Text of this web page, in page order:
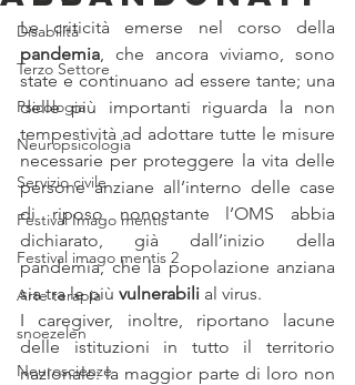
Disabilità
Terzo Settore
Psicologia
Neuropsicologia
Servizio civile
Festival Imago mentis
Festival imago mentis 2
Arte terapia
snoezelen
Neuroscienze
pandemia, che ancora viviamo, sono
state e continuano ad essere tante; una
delle più importanti riguarda la non
tempestività ad adottare tutte le misure
necessarie per proteggere la vita delle
persone anziane all’interno delle case
di riposo nonostante l’OMS abbia
dichiarato, già dall’inizio della
pandemia, che la popolazione anziana
sia tra le più vulnerabili al virus.
I caregiver, inoltre, riportano lacune
delle istituzioni in tutto il territorio
nazionale: la maggior parte di loro non